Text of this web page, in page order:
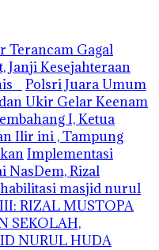
Terancam Gagal
Janji Kesejahteraan
Polsri Juara Umum
Ukir Gelar Keenam
I, Ketua
Ilir ini , Tampung
Implementasi
NasDem, Rizal
masjid nurul
RIZAL MUSTOPA
SEKOLAH,
NURUL HUDA